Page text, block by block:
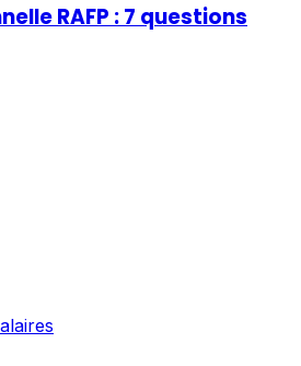
RAFP : 7 questions